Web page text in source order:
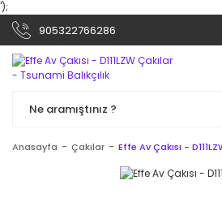
');
905322766286
Anasayfa Çakılar Effe Av Çakısı -